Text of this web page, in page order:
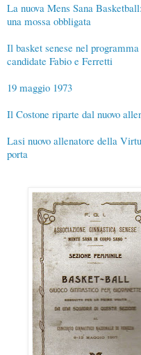
La nuova Mens Sana
una mossa obbligata
Il basket senese nel
candidate Fabio e Ferretti
19 maggio 1973
Il Costone riparte dal nuovo
Lasi nuovo allenatore della
porta